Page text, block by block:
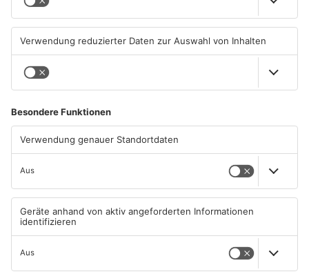
Wo ist Selena Fröhlich aus
Großkrotzenburg?
29.07.2026, 16:32 UHR IN MAIN-
KINZIG-KREIS
verwüstet
29.07.2026, 06:39 UHR IN MAIN-
KINZIG-KREIS